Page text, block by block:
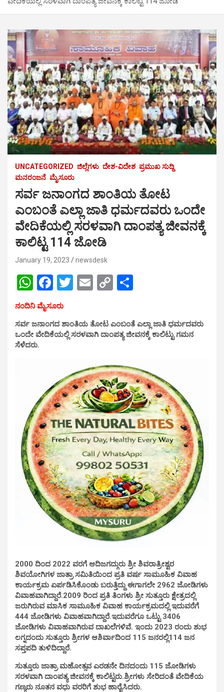
UNCATEGORIZED ಜಿಲ್ಲೆಗಳು ದೇಶ-ವಿದೇಶ ಪ್ರಮುಖ ಸುದ್ದಿ
ಮನರಂಜನೆ ಮೈಸೂರು
ಸರ್ವ ಜನಾಂಗದ ಶಾಂತಿಯ ತೋಟ
ಎಂಬಂತೆ ಎಲ್ಲಾ ಜಾತಿ ಧರ್ಮದವರು ಒಂದೇ
ವೇದಿಕೆಯಲ್ಲಿ ಸರಳವಾಗಿ ದಾಂಪತ್ಯ ಜೀವನಕ್ಕೆ
ಕಾಲಿಟ್ಟ 114 ಜೋಡಿ
January 19, 2023 newsdesk
W
h
at
s
A
F
a
ce
b
k
T
er
E
C
Li
k
e
ನಂದಿನಿ ಮೈಸೂರು
ಸರ್ವ ಜನಾಂಗದ ಶಾಂತಿಯ ತೋಟ ಎಂಬಂತೆ ಎಲ್ಲಾ ಜಾತಿ ಧರ್ಮದವರು
ಒಂದೇ ವೇದಿಕೆಯಲ್ಲಿ ಸರಳವಾಗಿ ದಾಂಪತ್ಯ ಜೀವನಕ್ಕೆ ಕಾಲಿಟ್ಟು ಗಮನ
ಸೆಳೆದರು.
2000 ದಿಂದ 2022 ವರಗೆ ಆದಿಜಗದ್ಗುರು ಶ್ರೀ ಶಿವರಾತ್ರೀಶ್ವರ
ಶಿವಯೋಗಿಗಳ ಜಾತ್ರಾ ಸಮಿತಿಯಿಂದ ಪ್ರತಿ ವರ್ಷ ಸಾಮೂಹಿಕ ವಿವಾಹ
ಕಾರ್ಯಕ್ರಮ ಏರ್ಪಡಿಸಿಕೊಂಡು ಬರುತ್ತಿದ್ದು ಈಗಾಗಲೇ 2962 ಜೋಡಿಗಳು
ವಿವಾಹವಾಗಿದ್ದಾರೆ.2009 ರಿಂದ ಪ್ರತಿ ತಿಂಗಳು ಶ್ರೀ ಸುತ್ತೂರು ಕ್ಷೇತ್ರದಲ್ಲಿ
ಜರುಗಿರುವ ಮಾಸಿಕ ಸಾಮೂಹಿಕ ವಿವಾಹ ಕಾರ್ಯಕ್ರಮದಲ್ಲಿ ಇದುವರೆಗೆ
444 ಜೋಡಿಗಳು ವಿವಾಹವಾಗಿದ್ದಾರೆ.ಇದುವರೆಗೂ ಒಟ್ಟು 3406
ಜೋಡಿಗಳು ವಿವಾಹವಾಗಿರುವ ದಾಖಲೆಗಳಿವೆ. ಇಂದು 2023 ರಂದು ಶುಭ
ಲಗ್ನದಂದು ಸುತ್ತೂರು ಶ್ರೀಗಳ ಆಶಿರ್ವಾದಿಂದ 115 ಜನರಲ್ಲಿ114 ಜನ
ಸಪ್ತಪದಿ ತುಳಿದಿದ್ದಾರೆ.
ಸುತ್ತೂರು ಜಾತ್ರಾ ಮಹೋತ್ಸವ ಎರಡನೇ ದಿನದಂದು 115 ಜೋಡಿಗಳು
ಸರಳವಾಗಿ ದಾಂಪತ್ಯ ಜೀವನಕ್ಕೆ ಕಾಲಿಟ್ಟರು.ಶ್ರೀಗಳು ಸೇರಿದಂತೆ ವೇದಿಕೆಯ
ಗಣ್ಯರು ನೂತನ ವಧು ವರರಿಗೆ ಶುಭ ಹಾರೈಸಿದರು.